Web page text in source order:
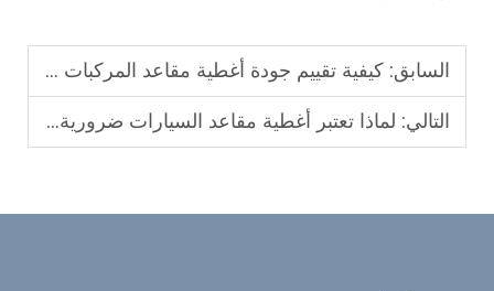
السابق: كيفية تقييم جودة أغطية مقاعد المركبات قبل الشراء
التالي: لماذا تعتبر أغطية مقاعد السيارات ضرورية لحماية المقصورة والترويج للعلامة التجارية